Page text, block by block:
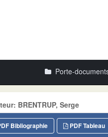
Porte-
BRENTRUP, Serge
PDF Tableau
Bibliographie